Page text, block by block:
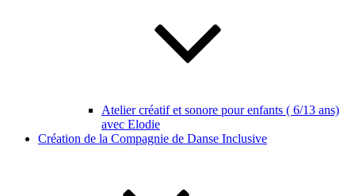
Atelier créatif et sonore pour enfants ( 6/13 ans)
avec Elodie
Création de la Compagnie de Danse Inclusive